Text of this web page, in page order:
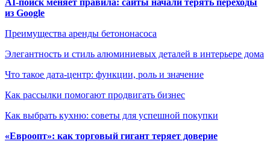
из Google
Преимущества аренды бетононасоса
Элегантность и стиль алюминиевых деталей в интерьере дома
Что такое дата-центр: функции, роль и значение
Как рассылки помогают продвигать бизнес
Как выбрать кухню: советы для успешной покупки
«Евроопт»: как торговый гигант теряет доверие